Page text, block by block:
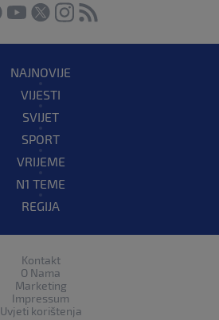
NAJNOVIJE
VIJESTI
SVIJET
SPORT
VRIJEME
N1 TEME
REGIJA
Kontakt
O Nama
Marketing
Impressum
Uvjeti korištenja